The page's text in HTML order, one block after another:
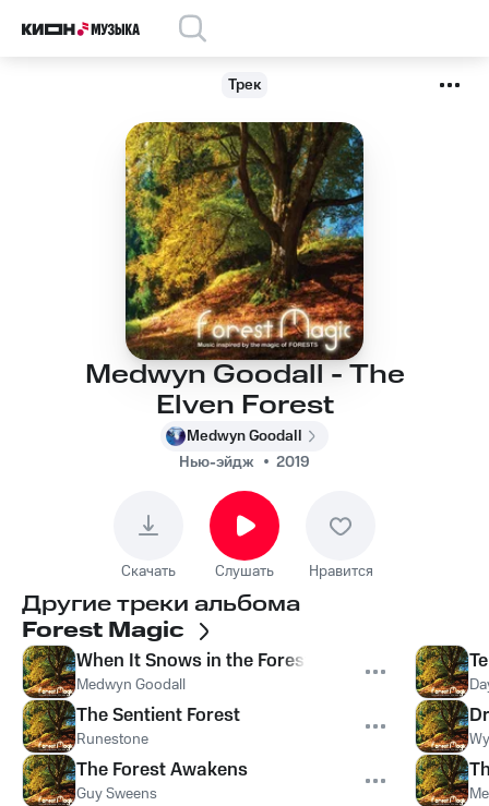
Трек
Medwyn Goodall - The
Elven Forest
Medwyn Goodall
Нью-эйдж
2019
Скачать Слушать Нравится
Другие треки альбома
Forest Magic
When It Snows in the Forest
Medwyn Goodall
The Sentient Forest
Runestone
The Forest Awakens
Guy Sweens